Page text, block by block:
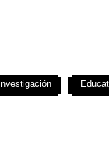
Investigación